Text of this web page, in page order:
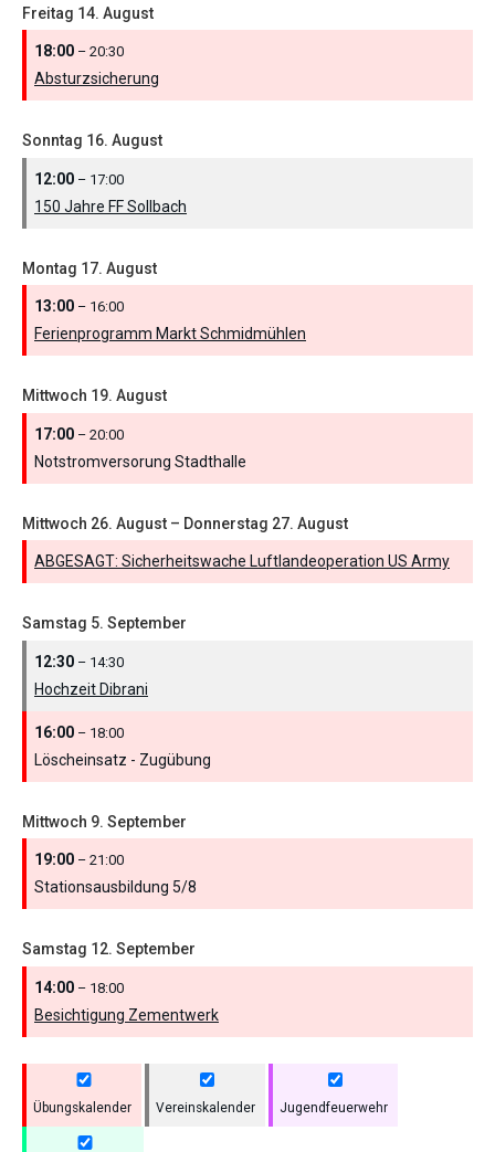
Freitag 14. August
18:00 – 20:30
Absturzsicherung
Sonntag 16. August
12:00 – 17:00
150 Jahre FF Sollbach
Montag 17. August
13:00 – 16:00
Ferienprogramm Markt Schmidmühlen
Mittwoch 19. August
17:00 – 20:00
Notstromversorung Stadthalle
Mittwoch 26. August – Donnerstag 27. August
ABGESAGT: Sicherheitswache Luftlandeoperation US Army
Samstag 5. September
12:30 – 14:30
Hochzeit Dibrani
16:00 – 18:00
Löscheinsatz - Zugübung
Mittwoch 9. September
19:00 – 21:00
Stationsausbildung 5/8
Samstag 12. September
14:00 – 18:00
Besichtigung Zementwerk
Übungskalender Vereinskalender Jugendfeuerwehr